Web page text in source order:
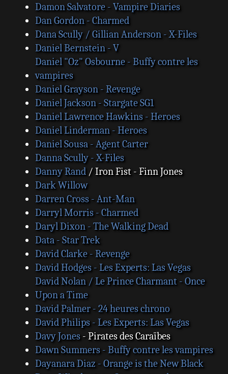
Damon Salvatore - Vampire Diaries
Dan Gordon - Charmed
Dana Scully / Gillian Anderson - X-Files
Daniel Bernstein - V
Daniel "Oz" Osbourne - Buffy contre les
vampires
Daniel Grayson - Revenge
Daniel Jackson - Stargate SG1
Daniel Lawrence Hawkins - Heroes
Daniel Linderman - Heroes
Daniel Sousa - Agent Carter
Danna Scully - X-Files
Danny Rand/ Iron Fist - Finn Jones
Dark Willow
Darren Cross - Ant-Man
Darryl Morris - Charmed
Daryl Dixon - The Walking Dead
Data - Star Trek
David Clarke - Revenge
David Hodges - Les Experts: Las Vegas
David Nolan / Le Prince Charmant - Once
Upon a Time
David Palmer - 24 heures chrono
David Philips - Les Experts: Las Vegas
Davy Jones- Pirates des Caraïbes
Dawn Summers - Buffy contre les vampires
Dayanara Diaz - Orange is the New Black